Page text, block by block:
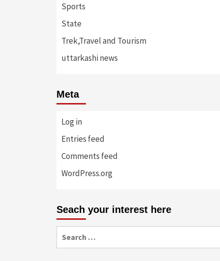
Sports
State
Trek,Travel and Tourism
uttarkashi news
Meta
Log in
Entries feed
Comments feed
WordPress.org
Seach your interest here
for: